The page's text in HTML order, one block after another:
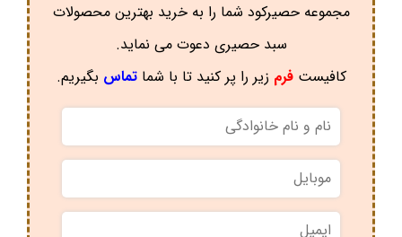
مجموعه حصیرکود شما را به خرید بهترین محصولات
سبد حصیری دعوت می نماید.
کافیستفرم زیر را پر کنید تا با شماتماس بگیریم.
نام
و
نام
خانوادگی
موبایل
ایمیل